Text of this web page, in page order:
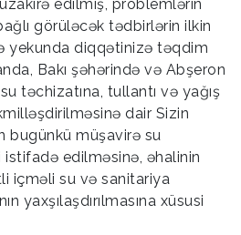
edilmiş, problemlərin
görüləcək tədbirlərin ilkin
yekunda diqqətinizə təqdim
Bakı şəhərində və Abşeron
təchizatına, tullantı və yağış
dair Sizin
bugünkü müşavirə su
istifadə edilməsinə, əhalinin
içməli su və sanitariya
yaxşılaşdırılmasına xüsusi